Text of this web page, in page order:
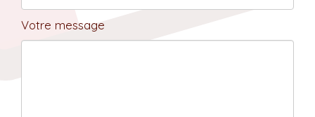
Votre message